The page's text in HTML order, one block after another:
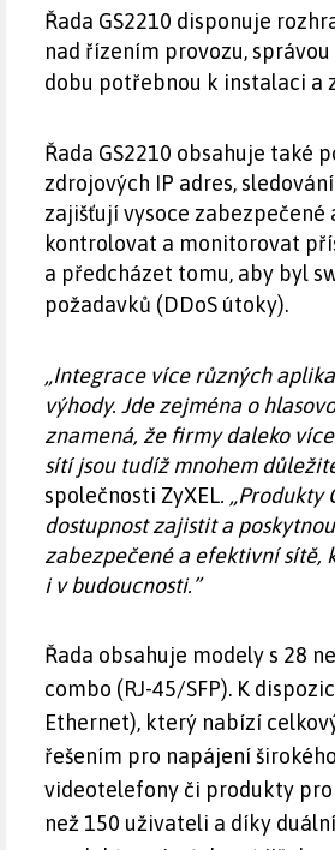
Řada GS2210 disponuje
nad řízením provozu,
dobu potřebnou k instalaci a
Řada GS2210 obsahuje také
zdrojových IP adres,
zajišťují vysoce
kontrolovat a monitorovat
a předcházet tomu, aby byl
požadavků (DDoS útoky).
„Integrace více různých
výhody. Jde zejména o
znamená, že firmy daleko
sítí jsou tudíž mnohem
společnosti ZyXEL. „Produkty
dostupnost zajistit a
zabezpečené a efektivní sítě,
i v budoucnosti.”
Řada obsahuje modely s 28
combo (RJ-45/SFP). K
Ethernet), který nabízí
řešením pro napájení
videotelefony či produkty pro
než 150 uživateli a díky